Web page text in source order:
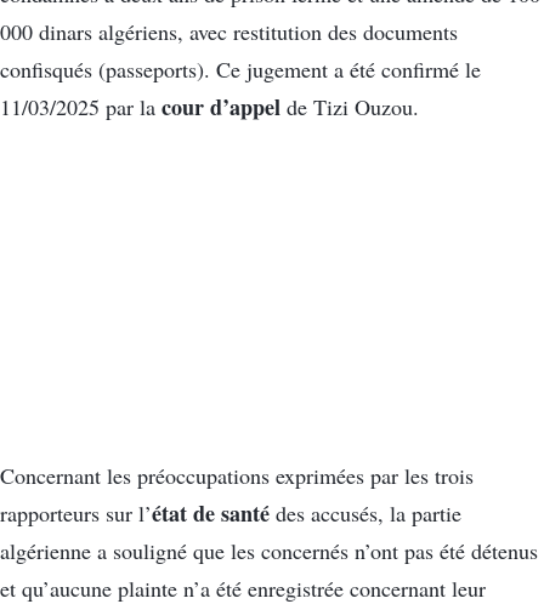
000 dinars algériens, avec restitution des documents
confisqués (passeports). Ce jugement a été confirmé le
11/03/2025 par la cour d’appel de Tizi Ouzou.
Concernant les préoccupations exprimées par les trois
rapporteurs sur l’état de santé des accusés, la partie
algérienne a souligné que les concernés n’ont pas été détenus
et qu’aucune plainte n’a été enregistrée concernant leur